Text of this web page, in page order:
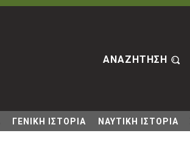
ΑΝΑΖΗΤΗΣΗ
ΓΕΝΙΚΗ ΙΣΤΟΡΙΑ ΝΑΥΤΙΚΗ ΙΣΤΟΡΙΑ